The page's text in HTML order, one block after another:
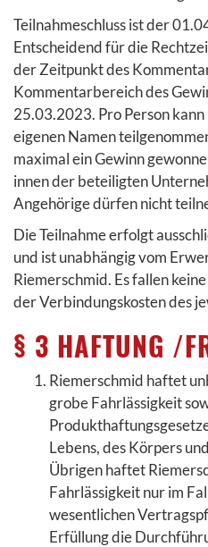
Teilnahmeschluss ist der
Entscheidend für die
der Zeitpunkt des
Kommentarbereich des
25.03.2023. Pro Person
eigenen Namen
maximal ein Gewinn
innen der beteiligten
Angehörige dürfen nicht
Die Teilnahme erfolgt
und ist unabhängig vom
Riemerschmid. Es fallen
der Verbindungskosten des
§ 3 HAFTUNG /
Riemerschmid haftet
grobe Fahrlässigkeit
Lebens, des Körpers
Übrigen haftet
Fahrlässigkeit nur im
wesentlichen
Erfüllung die